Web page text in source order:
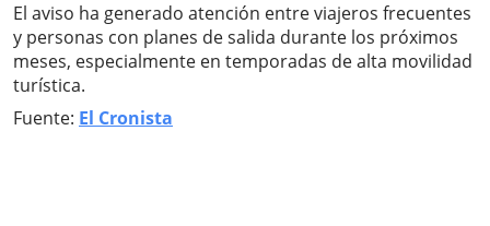
El aviso ha generado atención entre viajeros frecuentes
y personas con planes de salida durante los próximos
meses, especialmente en temporadas de alta movilidad
turística.
Fuente: El Cronista